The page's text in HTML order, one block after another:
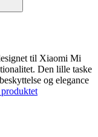
til Xiaomi Mi
Den lille taske
og elegance